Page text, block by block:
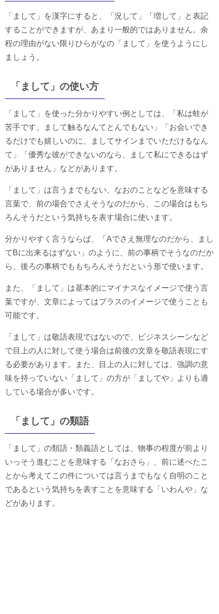
「まして」を漢字にすると、「況して」「増して」と表記
することができますが、あまり一般的ではありません。余
程の理由がない限りひらがなの「まして」を使うようにし
ましょう。
「まして」の使い方
「まして」を使った分かりやすい例としては、「私は蛙が
苦手です。まして触るなんてとんでもない」「お会いでき
るだけでも嬉しいのに、ましてサインまでいただけるなん
て」「優秀な彼ができないのなら、まして私にできるはず
がありません」などがあります。
「まして」は言うまでもない、なおのことなどを意味する
言葉で、前の場合でさえそうなのだから、この場合はもち
ろんそうだという気持ちを表す場合に使います。
分かりやすく言うならば、「Aでさえ無理なのだから、まし
てBに出来るはずない」のように、前の事柄でそうなのだか
ら、後ろの事柄でももちろんそうだという形で使います。
また、「まして」は基本的にマイナスなイメージで使う言
葉ですが、文章によってはプラスのイメージで使うことも
可能です。
「まして」は敬語表現ではないので、ビジネスシーンなど
で目上の人に対して使う場合は前後の文章を敬語表現にす
る必要があります。また、目上の人に対しては、強調の意
味を持っていない「まして」の方が「ましてや」よりも適
している場合が多いです。
「まして」の類語
「まして」の類語・類義語としては、物事の程度が前より
いっそう進むことを意味する「なおさら」、前に述べたこ
とから考えてこの件については言うまでもなく自明のこと
であるという気持ちを表すことを意味する「いわんや」な
どがあります。